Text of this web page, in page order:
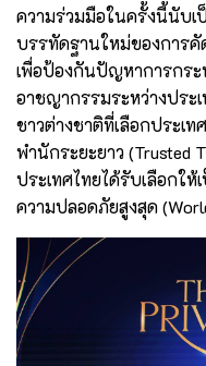
ความร่วมมือในครั้งนี้นับ
บรรทัดฐานใหม่ของการคั
เพื่อป้องกันปัญหาการกร
อาชญากรรมระหว่างประ
ชาวต่างชาติที่เลือกประเ
พำนักระยะยาว (Trusted
ประเทศไทยได้รับเลือกใ
ความปลอดภัยสูงสุด